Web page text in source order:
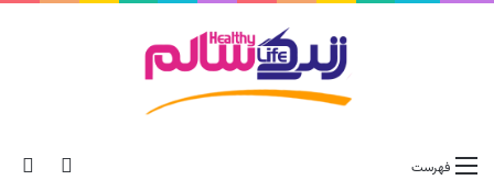
skin فهرست